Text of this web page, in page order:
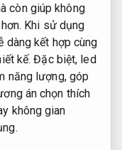
còn giúp không
Khi sử dụng
dàng kết hợp cùng
kế. Đặc biệt, led
năng lượng, góp
án chọn thích
không gian